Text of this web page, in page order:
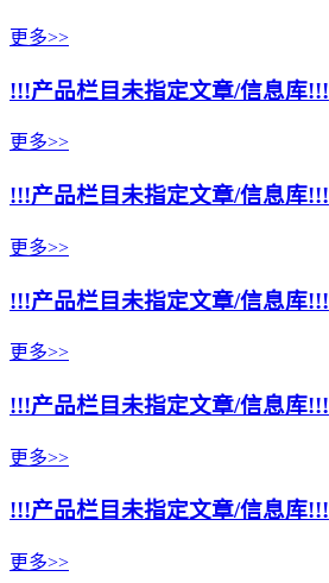
更多>>
!!!产品栏目未指定文章/信息库!!!
更多>>
!!!产品栏目未指定文章/信息库!!!
更多>>
!!!产品栏目未指定文章/信息库!!!
更多>>
!!!产品栏目未指定文章/信息库!!!
更多>>
!!!产品栏目未指定文章/信息库!!!
更多>>